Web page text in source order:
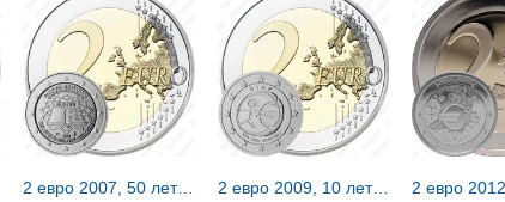
2 евро 2007, 50 лет Римскому договору [Бельгия] 2 евро 2009, 10 лет союзу [Ирландия]